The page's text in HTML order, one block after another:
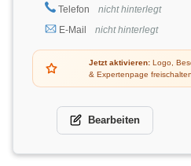
Telefon
nicht hinterlegt
E-Mail
nicht hinterlegt
Jetzt aktivieren: Logo,
& Expertenpage freischalten.
Bearbeiten